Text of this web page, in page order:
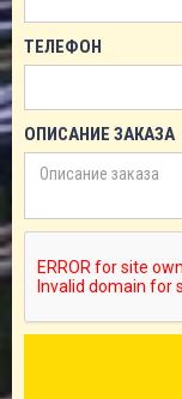
ТЕЛЕФОН
ОПИСАНИЕ ЗАКАЗА